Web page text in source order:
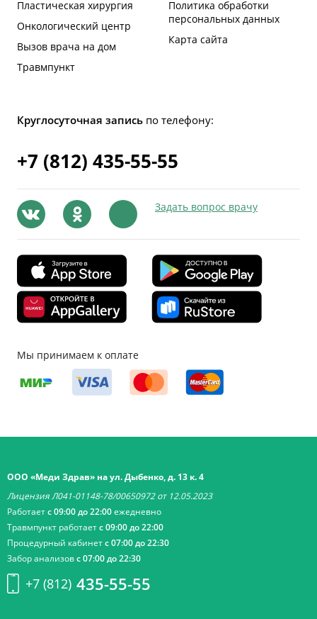
Пластическая хирургия
Онкологический центр
Вызов врача на дом
Травмпункт
Политика обработки
персональных данных
Карта сайта
Круглосуточная запись по телефону:
+7 (812) 435-55-55
Задать вопрос врачу
Мы принимаем к оплате
ООО «Меди Здрав» на ул. Дыбенко, д. 13 к. 4
Лицензия Л041-01148-78/00650972 от 12.05.2023
Работаетс 09:00 до 22:00ежедневно
Травмпункт работаетс 09:00 до 22:00
Процедурный кабинетс 07:00 до 22:30
Забор анализовс 07:00 до 22:30
+7 (812) 435-55-55